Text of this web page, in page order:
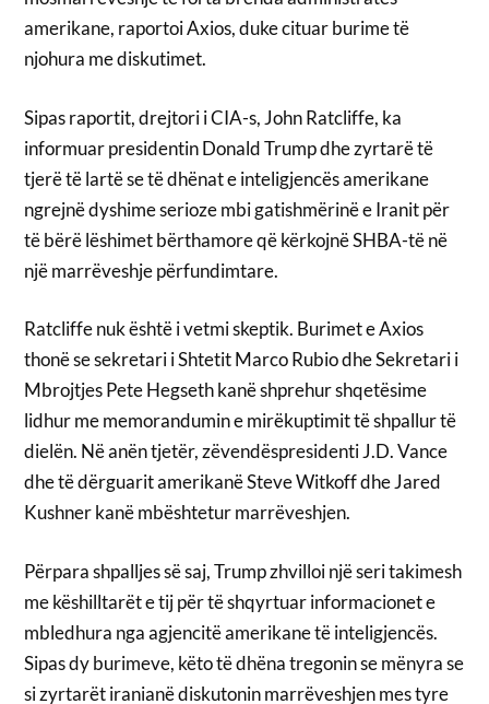
amerikane, raportoi Axios, duke cituar burime të
njohura me diskutimet.
Sipas raportit, drejtori i CIA-s, John Ratcliffe, ka
informuar presidentin Donald Trump dhe zyrtarë të
tjerë të lartë se të dhënat e inteligjencës amerikane
ngrejnë dyshime serioze mbi gatishmërinë e Iranit për
të bërë lëshimet bërthamore që kërkojnë SHBA-të në
një marrëveshje përfundimtare.
Ratcliffe nuk është i vetmi skeptik. Burimet e Axios
thonë se sekretari i Shtetit Marco Rubio dhe Sekretari i
Mbrojtjes Pete Hegseth kanë shprehur shqetësime
lidhur me memorandumin e mirëkuptimit të shpallur të
dielën. Në anën tjetër, zëvendëspresidenti J.D. Vance
dhe të dërguarit amerikanë Steve Witkoff dhe Jared
Kushner kanë mbështetur marrëveshjen.
Përpara shpalljes së saj, Trump zhvilloi një seri takimesh
me këshilltarët e tij për të shqyrtuar informacionet e
mbledhura nga agjencitë amerikane të inteligjencës.
Sipas dy burimeve, këto të dhëna tregonin se mënyra se
si zyrtarët iranianë diskutonin marrëveshjen mes tyre